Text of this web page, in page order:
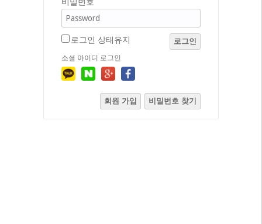
로그인 상태유지 로그인
소셜 아이디 로그인
회원 가입 비밀번호 찾기